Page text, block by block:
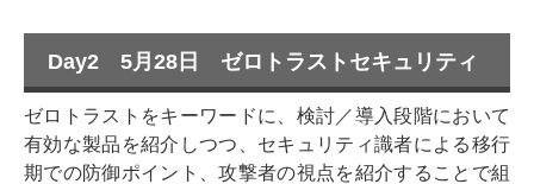
Day2 5月28日 ゼロトラストセキュリティ
ゼロトラストをキーワードに、検討／導入段階において
有効な製品を紹介しつつ、セキュリティ識者による移行
期での防御ポイント、攻撃者の視点を紹介することで組